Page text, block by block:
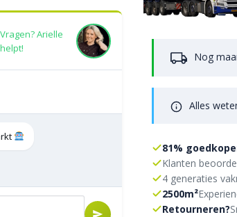
Vragen? Arielle
helpt!
Nog
Alles
81%
Klanten
4 generaties
2500m²
Retourneren?